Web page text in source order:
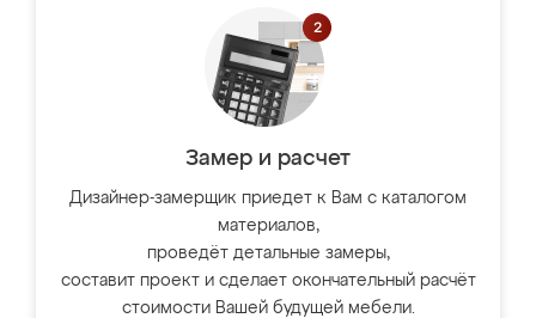
Замер и расчет
Дизайнер-замерщик приедет к Вам с каталогом
материалов,
проведёт детальные замеры,
составит проект и сделает окончательный расчёт
стоимости Вашей будущей мебели.